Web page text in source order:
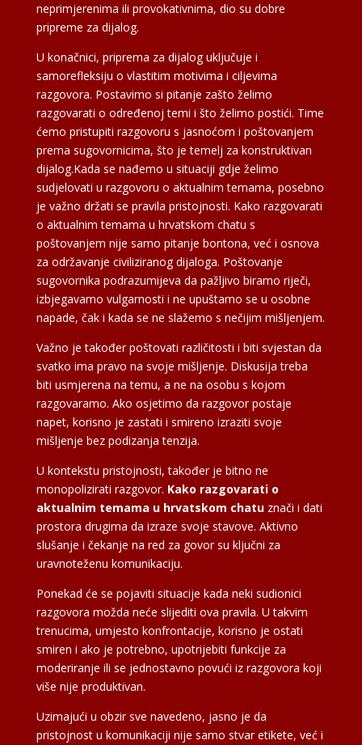
neprimjerenima ili provokativnima, dio su dobre
pripreme za dijalog.
U konačnici, priprema za dijalog uključuje i
samorefleksiju o vlastitim motivima i ciljevima
razgovora. Postavimo si pitanje zašto želimo
razgovarati o određenoj temi i što želimo postići. Time
ćemo pristupiti razgovoru s jasnoćom i poštovanjem
prema sugovornicima, što je temelj za konstruktivan
dijalog.Kada se nađemo u situaciji gdje želimo
sudjelovati u razgovoru o aktualnim temama, posebno
je važno držati se pravila pristojnosti. Kako razgovarati
o aktualnim temama u hrvatskom chatu s
poštovanjem nije samo pitanje bontona, već i osnova
za održavanje civiliziranog dijaloga. Poštovanje
sugovornika podrazumijeva da pažljivo biramo riječi,
izbjegavamo vulgarnosti i ne upuštamo se u osobne
napade, čak i kada se ne slažemo s nečijim mišljenjem.
Važno je također poštovati različitosti i biti svjestan da
svatko ima pravo na svoje mišljenje. Diskusija treba
biti usmjerena na temu, a ne na osobu s kojom
razgovaramo. Ako osjetimo da razgovor postaje
napet, korisno je zastati i smireno izraziti svoje
mišljenje bez podizanja tenzija.
U kontekstu pristojnosti, također je bitno ne
monopolizirati razgovor. Kako razgovarati o
aktualnim temama u hrvatskom chatuznači i dati
prostora drugima da izraze svoje stavove. Aktivno
slušanje i čekanje na red za govor su ključni za
uravnoteženu komunikaciju.
Ponekad će se pojaviti situacije kada neki sudionici
razgovora možda neće slijediti ova pravila. U takvim
trenucima, umjesto konfrontacije, korisno je ostati
smiren i ako je potrebno, upotrijebiti funkcije za
moderiranje ili se jednostavno povući iz razgovora koji
više nije produktivan.
Uzimajući u obzir sve navedeno, jasno je da
pristojnost u komunikaciji nije samo stvar etikete, već i